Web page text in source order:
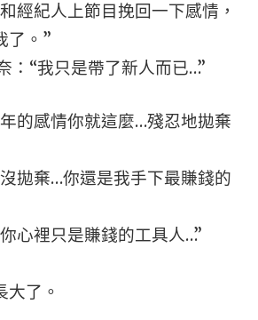
經紀人上節目挽回一下感情，
了。”
：“我只是帶了新人而已…”
的感情你就這麼…殘忍地拋棄
拋棄…你還是我手下最賺錢的
心裡只是賺錢的工具人…”
大了。